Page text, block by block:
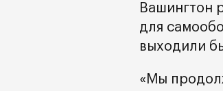
Вашингтон
для
выходили
«Мы